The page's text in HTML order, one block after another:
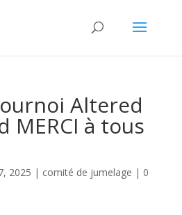
Altered
MERCI à tous
2025 | comité de jumelage | 0